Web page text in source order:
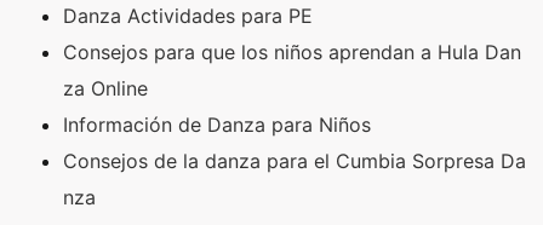
Danza Actividades para PE
Consejos para que los niños aprendan a Hula Dan
za Online
Información de Danza para Niños
Consejos de la danza para el Cumbia Sorpresa Da
nza